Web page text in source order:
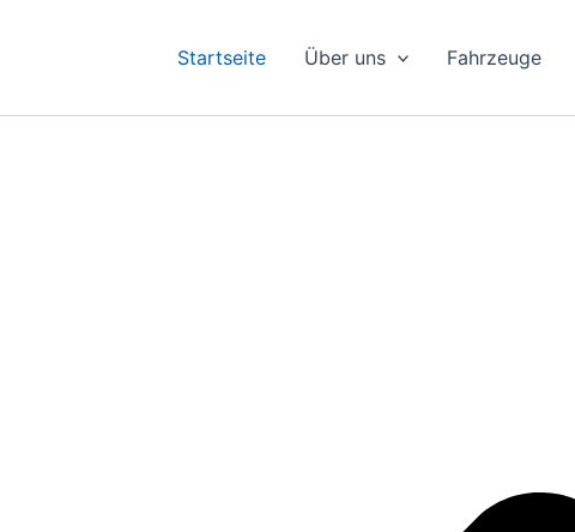
Startseite Über uns Fahrzeuge